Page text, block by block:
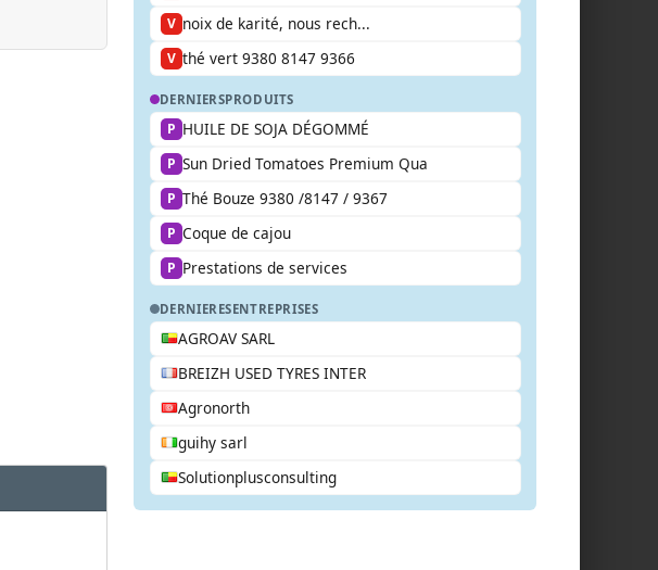
V noix de karité, nous rech...
V thé vert 9380 8147 9366
DERNIERSPRODUITS
P HUILE DE SOJA DÉGOMMÉ
P Sun Dried Tomatoes Premium Qua
P Thé Bouze 9380 /8147 / 9367
P Coque de cajou
P Prestations de services
DERNIERESENTREPRISES
AGROAV SARL
BREIZH USED TYRES INTER
Agronorth
guihy sarl
Solutionplusconsulting